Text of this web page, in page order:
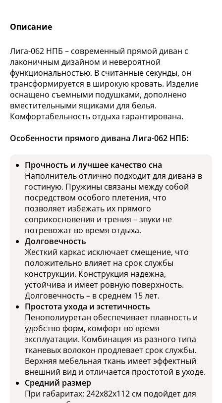
Описание
Лига-062 НПБ – современный прямой диван с
лаконичным дизайном и невероятной
функциональностью. В считанные секунды, он
трансформируется в широкую кровать. Изделие
оснащено съемными подушками, дополнено
вместительными ящиками для белья.
Комфортабельность отдыха гарантирована.
Особенности прямого дивана Лига-062 НПБ:
Прочность и лучшее качество сна
Наполнитель отлично подходит для дивана в
гостиную. Пружины связаны между собой
посредством особого плетения, что
позволяет избежать их прямого
соприкосновения и трения – звуки не
потревожат во время отдыха.
Долговечность
Жесткий каркас исключает смещение, что
положительно влияет на срок службы
конструкции. Конструкция надежна,
устойчива и имеет ровную поверхность.
Долговечность – в среднем 15 лет.
Простота ухода и эстетичность
Пенополиуретан обеспечивает плавность и
удобство форм, комфорт во время
эксплуатации. Комбинация из разного типа
тканевых волокон продлевает срок службы.
Верхняя мебельная ткань имеет эффектный
внешний вид и отличается простотой в уходе.
Средний размер
При габаритах: 242x82x112 см подойдет для